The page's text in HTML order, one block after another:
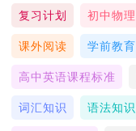
复习计划 初中物理
课外阅读 学前教育
高中英语课程标准
词汇知识 语法知识